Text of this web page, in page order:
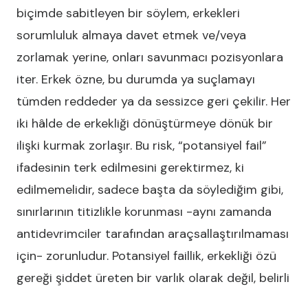
biçimde sabitleyen bir söylem, erkekleri
sorumluluk almaya davet etmek ve/veya
zorlamak yerine, onları savunmacı pozisyonlara
iter. Erkek özne, bu durumda ya suçlamayı
tümden reddeder ya da sessizce geri çekilir. Her
iki hâlde de erkekliği dönüştürmeye dönük bir
ilişki kurmak zorlaşır. Bu risk, “potansiyel fail”
ifadesinin terk edilmesini gerektirmez, ki
edilmemelidir, sadece başta da söylediğim gibi,
sınırlarının titizlikle korunması -aynı zamanda
antidevrimciler tarafından araçsallaştırılmaması
için- zorunludur. Potansiyel faillik, erkekliği özü
gereği şiddet üreten bir varlık olarak değil, belirli